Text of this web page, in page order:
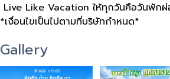
Live Like Vacation ให้ทุกวันคือวันพัก
*เงื่อนไขเป็นไปตามที่บริษัทกำหนด*
Gallery